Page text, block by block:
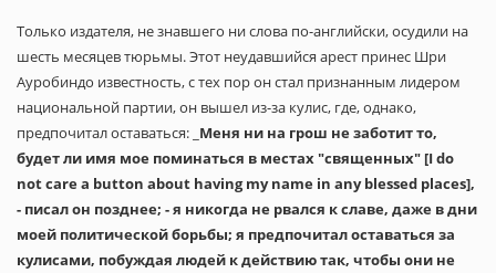
Только издателя, не знавшего ни слова по-английски, осудили на
шесть месяцев тюрьмы. Этот неудавшийся арест принес Шри
Ауробиндо известность, с тех пор он стал признанным лидером
национальной партии, он вышел из-за кулис, где, однако,
предпочитал оставаться: _ Меня ни на грош не заботит то,
будет ли имя мое поминаться в местах "священных" [I do
not care a button about having my name in any blessed places],
- писал он позднее; - я никогда не рвался к славе, даже в дни
моей политической борьбы; я предпочитал оставаться за
кулисами, побуждая людей к действию так, чтобы они не